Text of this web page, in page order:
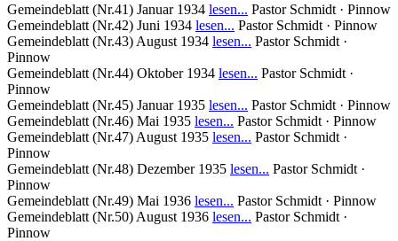
Gemeindeblatt (Nr.41) Januar 1934 lesen... Pastor Schmidt · Pinnow
Gemeindeblatt (Nr.42) Juni 1934 lesen... Pastor Schmidt · Pinnow
Gemeindeblatt (Nr.43) August 1934 lesen... Pastor Schmidt ·
Pinnow
Gemeindeblatt (Nr.44) Oktober 1934 lesen... Pastor Schmidt ·
Pinnow
Gemeindeblatt (Nr.45) Januar 1935 lesen... Pastor Schmidt · Pinnow
Gemeindeblatt (Nr.46) Mai 1935 lesen... Pastor Schmidt · Pinnow
Gemeindeblatt (Nr.47) August 1935 lesen... Pastor Schmidt ·
Pinnow
Gemeindeblatt (Nr.48) Dezember 1935 lesen... Pastor Schmidt ·
Pinnow
Gemeindeblatt (Nr.49) Mai 1936 lesen... Pastor Schmidt · Pinnow
Gemeindeblatt (Nr.50) August 1936 lesen... Pastor Schmidt ·
Pinnow